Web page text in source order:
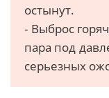
остынут.
- Выброс
пара под
серьезных